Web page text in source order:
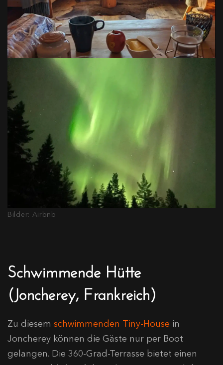
Bilder: Airbnb
Schwimmende Hütte
(Joncherey, Frankreich)
Zu diesem schwimmenden Tiny-House in
Joncherey können die Gäste nur per Boot
gelangen. Die 360-Grad-Terrasse bietet einen